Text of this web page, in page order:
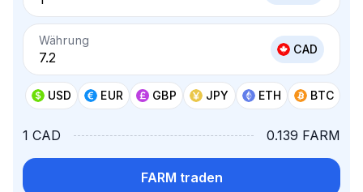
Währung
CAD
USD EUR GBP JPY ETH BTC
1 CAD 0.139 FARM
FARM traden